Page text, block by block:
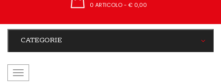
0 ARTICOLO- € 0,00
CATEGORIE
navigazione